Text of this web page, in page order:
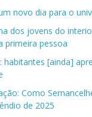
novo dia para o
dos jovens do
primeira pessoa
habitantes [ainda]
Como
de 2025